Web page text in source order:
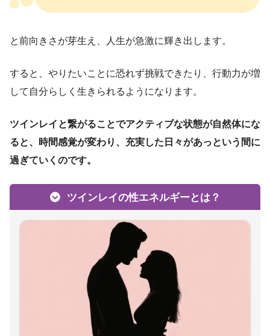
と前向きさが芽生え、人生が急激に輝き出します。
すると、やりたいことに恐れず挑戦できたり、行動力が増
して自分らしく生きられるようになります。
ツインレイと繋がることでアクティブな状態が自然体にな
ると、時間感覚が変わり、充実した日々があっという間に
過ぎていくのです。
ツインレイの性エネルギーとは？